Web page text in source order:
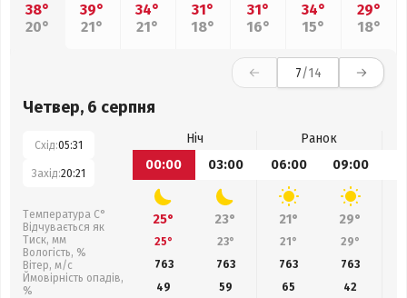
38°
20°
39°
21°
34°
21°
31°
18°
31°
16°
34°
15°
29°
18°
7/14
Четвер, 6 серпня
Схід:05:31
Захід:20:21
Температура С°
Відчувається як
Тиск, мм
Вологість, %
Вітер, м/с
Ймовірність опадів,
%
Ніч
Ранок
00:00
03:00 06:00 09:00
25° 23° 21° 29°
25° 23° 21° 29°
763
763 763 763
49
59 65
42